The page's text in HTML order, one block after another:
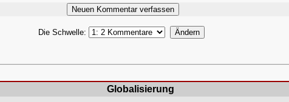
Die Schwelle:
Globalisierung